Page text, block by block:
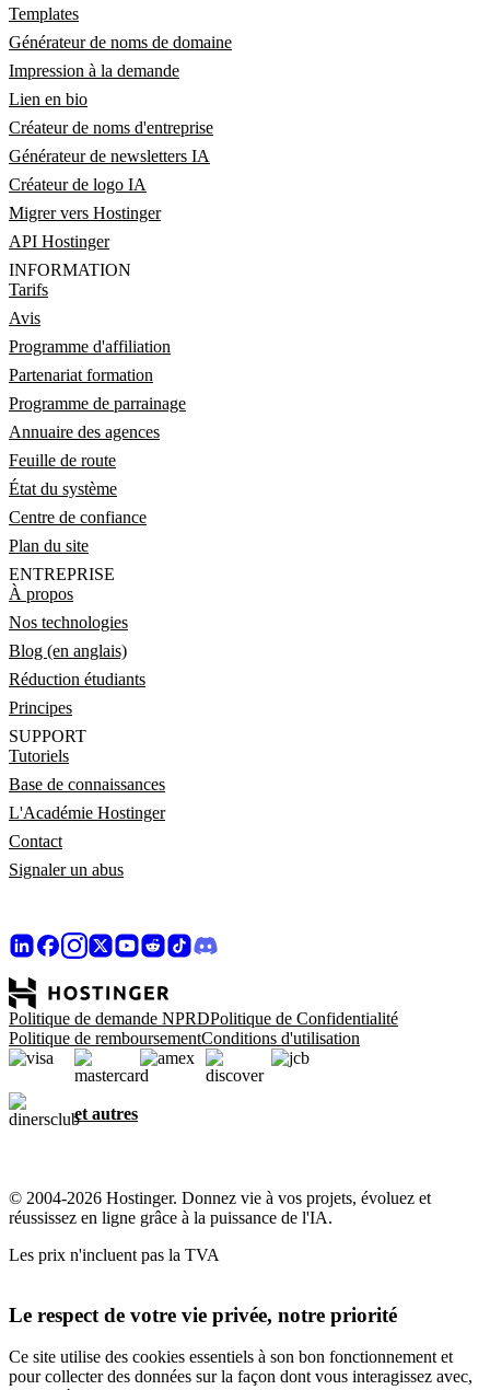
Templates
Générateur de noms de domaine
Impression à la demande
Lien en bio
Créateur de noms d'entreprise
Générateur de newsletters IA
Créateur de logo IA
Migrer vers Hostinger
API Hostinger
INFORMATION
Tarifs
Avis
Programme d'affiliation
Partenariat formation
Programme de parrainage
Annuaire des agences
Feuille de route
État du système
Centre de confiance
Plan du site
ENTREPRISE
À propos
Nos technologies
Blog (en anglais)
Réduction étudiants
Principes
SUPPORT
Tutoriels
Base de connaissances
L'Académie Hostinger
Contact
Signaler un abus
Politique de demande NPRDPolitique de Confidentialité
Politique de remboursementConditions d'utilisation
et autres
© 2004-2026 Hostinger. Donnez vie à vos projets, évoluez et
réussissez en ligne grâce à la puissance de l'IA.
Les prix n'incluent pas la TVA
Le respect de votre vie privée, notre priorité
Ce site utilise des cookies essentiels à son bon fonctionnement et
pour collecter des données sur la façon dont vous interagissez avec,